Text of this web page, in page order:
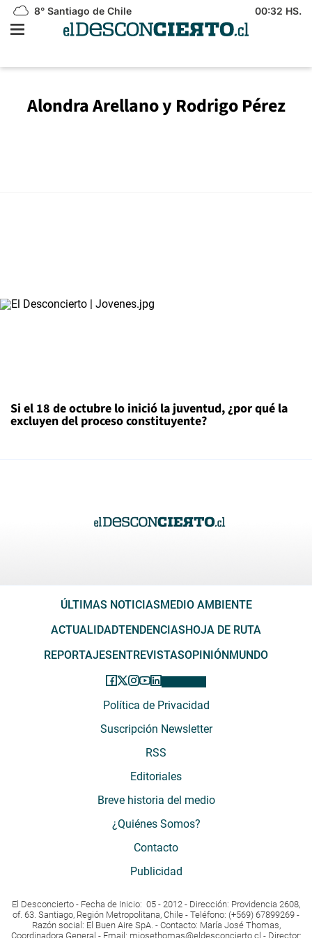
8° Santiago de Chile 00:32 HS.
Alondra Arellano y Rodrigo Pérez
Si el 18 de octubre lo inició la juventud, ¿por qué la
excluyen del proceso constituyente?
ÚLTIMAS NOTICIASMEDIO AMBIENTE
ACTUALIDADTENDENCIASHOJA DE RUTA
REPORTAJESENTREVISTASOPINIÓNMUNDO
Política de Privacidad
Suscripción Newsletter
RSS
Editoriales
Breve historia del medio
¿Quiénes Somos?
Contacto
Publicidad
El Desconcierto - Fecha de Inicio: 05 - 2012 - Dirección: Providencia 2608,
of. 63. Santiago, Región Metropolitana, Chile - Teléfono: (+569) 67899269 -
Razón social: El Buen Aire SpA. - Contacto: María José Thomas,
Coordinadora General - Email: mjosethomas@eldesconcierto.cl - Director: